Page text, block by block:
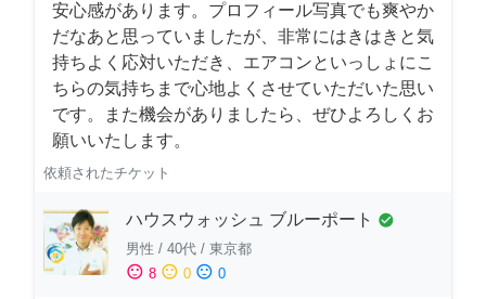
安心感があります。プロフィール写真でも爽やか
だなあと思っていましたが、非常にはきはきと気
持ちよく応対いただき、エアコンといっしょにこ
ちらの気持ちまで心地よくさせていただいた思い
です。また機会がありましたら、ぜひよろしくお
願いいたします。
依頼されたチケット
ハウスウォッシュ ブルーポート check_circle
男性 / 40代 / 東京都
sentiment_satisfied 8 sentiment_neutral 0 sentiment_dissatisfied 0